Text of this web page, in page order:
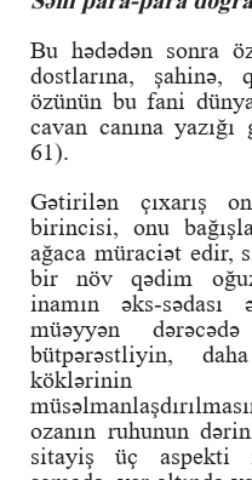
Bu hədədən sonra
dostlarına, şahinə,
özünün bu fani
cavan canına
61).
Gətirilən çıxarış
birincisi, onu
ağaca müraciət edir,
bir növ qədim
inamın əks-
müəyyən
bütpərəstliyin,
köklərinin
ozanın ruhunun
sitayiş üç aspekti